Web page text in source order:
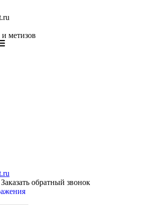
метизов
Заказать обратный звонок